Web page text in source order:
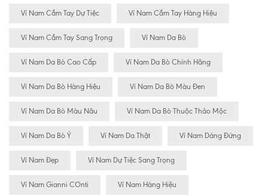
Ví Nam Cầm Tay Dự Tiệc Ví Nam Cầm Tay Hàng Hiệu
Ví Nam Cầm Tay Sang Trọng Ví Nam Da Bò
Ví Nam Da Bò Cao Cấp Ví Nam Da Bò Chính Hãng
Ví Nam Da Bò Hàng Hiệu Ví Nam Da Bò Màu Đen
Ví Nam Da Bò Màu Nâu Ví Nam Da Bò Thuộc Thảo Mộc
Ví Nam Da Bò Ý Ví Nam Da Thật Ví Nam Dáng Đứng
Ví Nam Đẹp Ví Nam Dự Tiệc Sang Trọng
Ví Nam Gianni COnti Ví Nam Hàng Hiệu